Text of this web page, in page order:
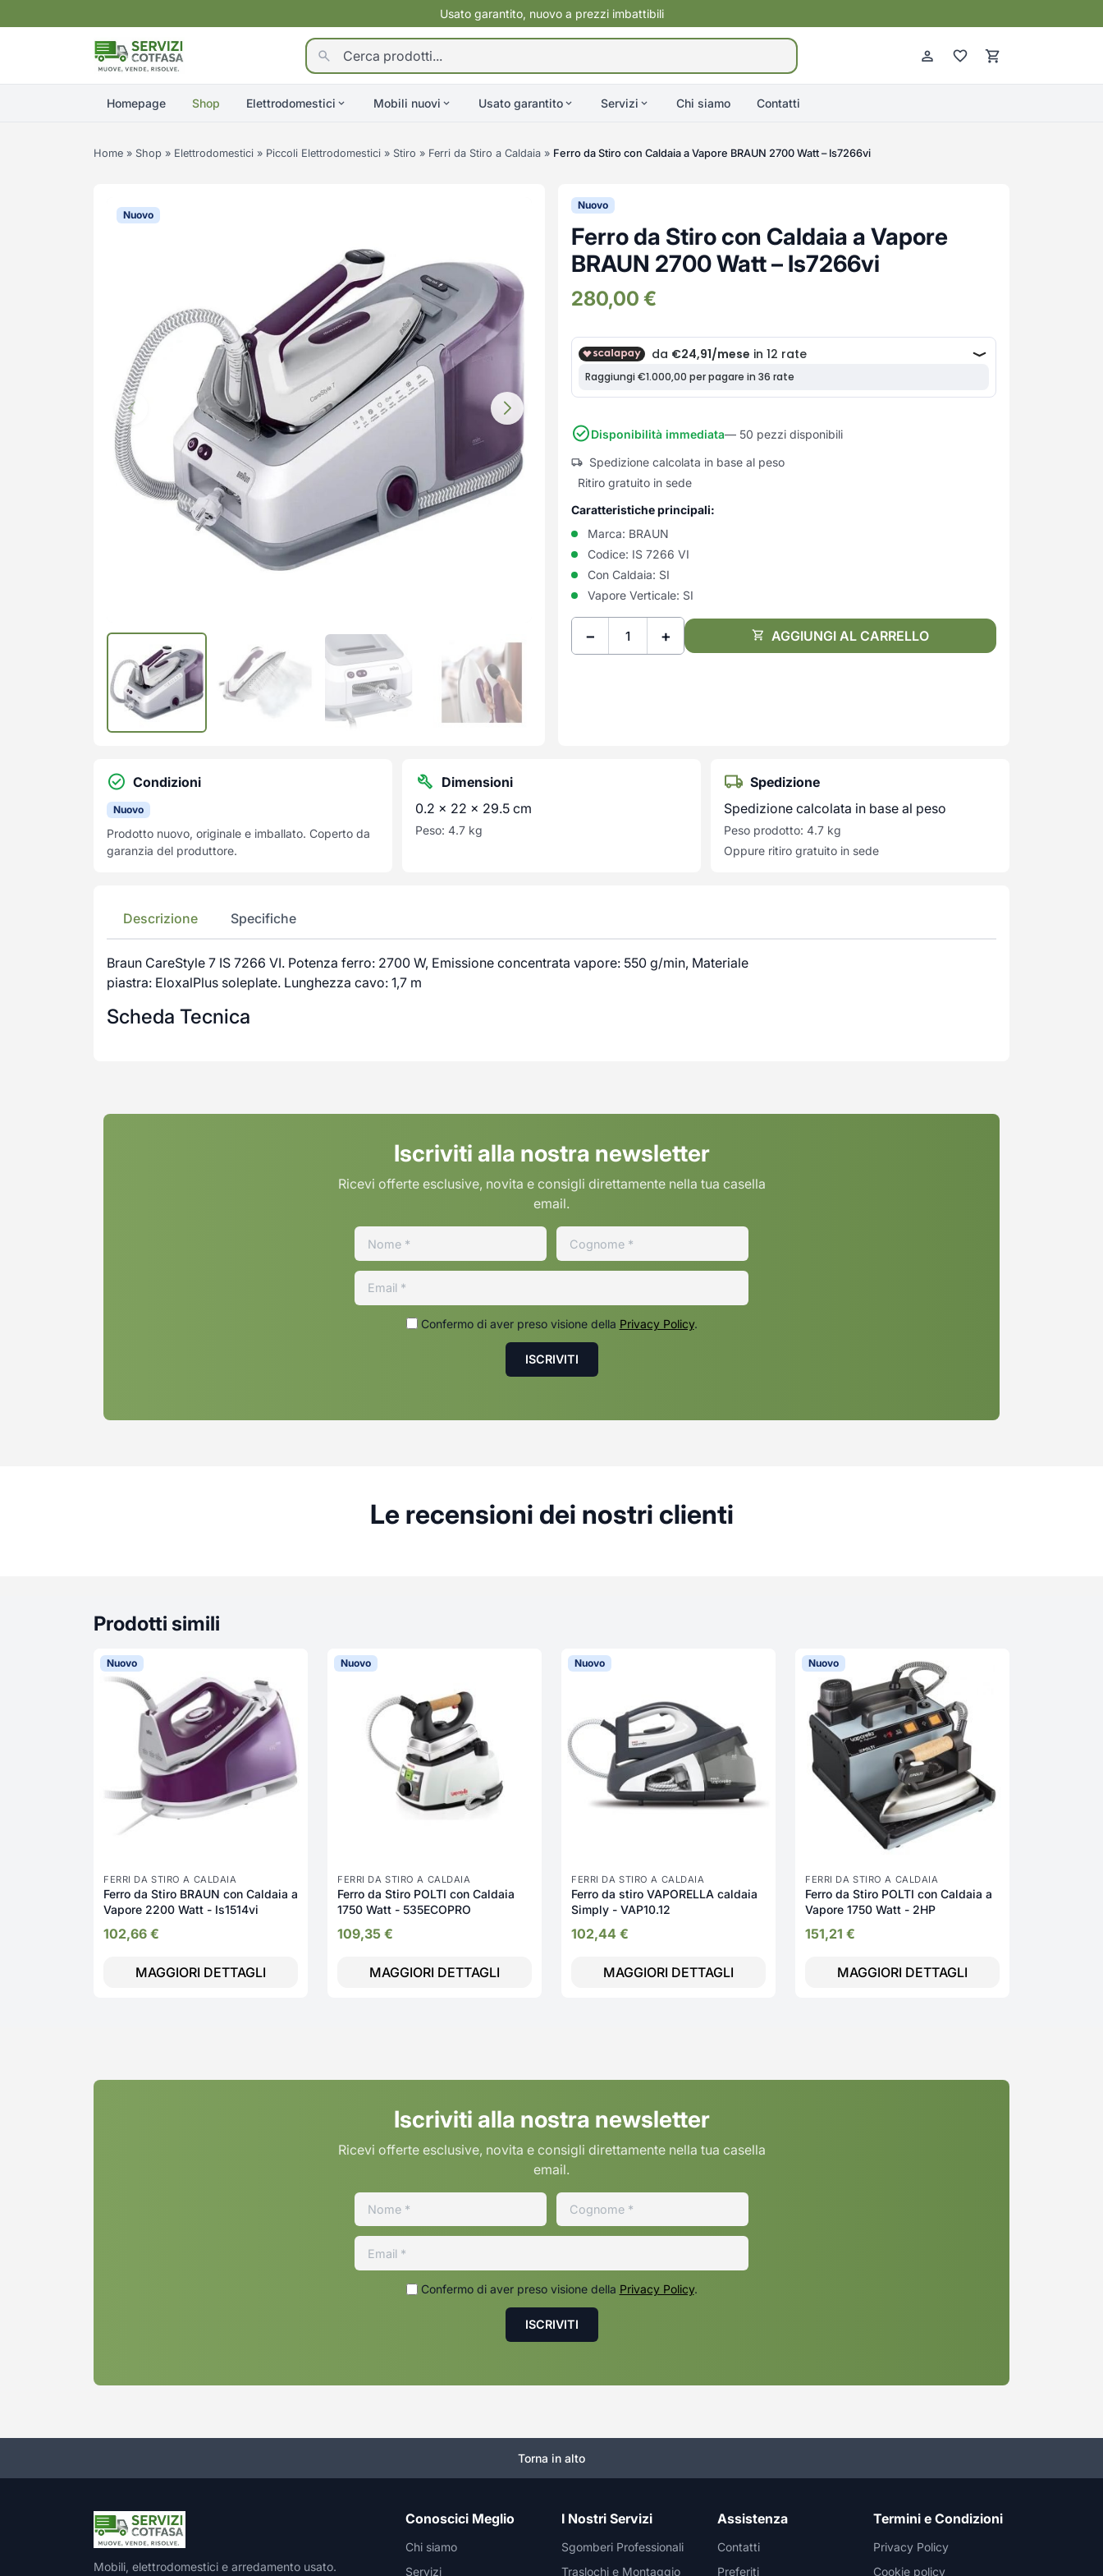
Usato garantito, nuovo a prezzi imbattibili
Homepage Shop Elettrodomestici Mobili nuovi Usato garantito Servizi Chi siamo Contatti
Home » Shop » Elettrodomestici » Piccoli Elettrodomestici » Stiro » Ferri da Stiro a Caldaia » Ferro da Stiro con Caldaia a Vapore BRAUN 2700 Watt – Is7266vi
Nuovo
Nuovo
Ferro da Stiro con Caldaia a Vapore
BRAUN 2700 Watt – Is7266vi
280,00 €
Disponibilità immediata— 50 pezzi disponibili
Spedizione calcolata in base al peso
Ritiro gratuito in sede
Caratteristiche principali:
Marca: BRAUN
Codice: IS 7266 VI
Con Caldaia: SI
Vapore Verticale: SI
− + AGGIUNGI AL CARRELLO
Condizioni
Nuovo
Prodotto nuovo, originale e imballato. Coperto da
garanzia del produttore.
Dimensioni
0.2 × 22 × 29.5 cm
Peso: 4.7 kg
Spedizione
Spedizione calcolata in base al peso
Peso prodotto: 4.7 kg
Oppure ritiro gratuito in sede
Descrizione Specifiche
Braun CareStyle 7 IS 7266 VI. Potenza ferro: 2700 W, Emissione concentrata vapore: 550 g/min, Materiale
piastra: EloxalPlus soleplate. Lunghezza cavo: 1,7 m
Scheda Tecnica
Iscriviti alla nostra newsletter
Ricevi offerte esclusive, novita e consigli direttamente nella tua casella
email.
Confermo di aver preso visione della Privacy Policy.
Le recensioni dei nostri clienti
Prodotti simili
Nuovo
FERRI DA STIRO A CALDAIA
Ferro da Stiro BRAUN con Caldaia a
Vapore 2200 Watt - Is1514vi
102,66 €
MAGGIORI DETTAGLI
Nuovo
FERRI DA STIRO A CALDAIA
Ferro da Stiro POLTI con Caldaia
1750 Watt - 535ECOPRO
109,35 €
MAGGIORI DETTAGLI
Nuovo
FERRI DA STIRO A CALDAIA
Ferro da stiro VAPORELLA caldaia
Simply - VAP10.12
102,44 €
MAGGIORI DETTAGLI
Nuovo
FERRI DA STIRO A CALDAIA
Ferro da Stiro POLTI con Caldaia a
Vapore 1750 Watt - 2HP
151,21 €
MAGGIORI DETTAGLI
Iscriviti alla nostra newsletter
Ricevi offerte esclusive, novita e consigli direttamente nella tua casella
email.
Confermo di aver preso visione della Privacy Policy.
Torna in alto
Mobili, elettrodomestici e arredamento usato.
Conoscici Meglio
Chi siamo
Servizi
I Nostri Servizi
Sgomberi Professionali
Traslochi e Montaggio
Assistenza
Contatti
Preferiti
Termini e Condizioni
Privacy Policy
Cookie policy